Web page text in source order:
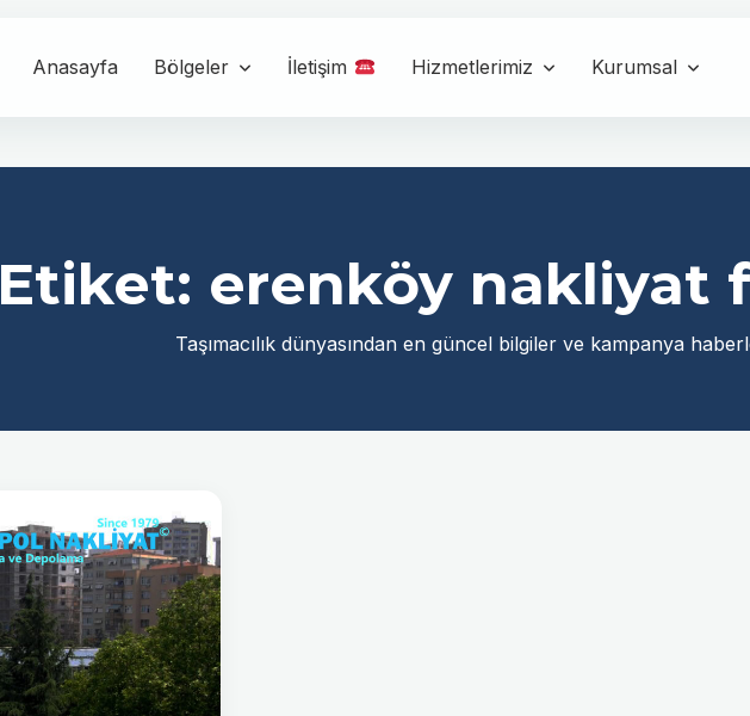
Anasayfa Bölgeler İletişim Hizmetlerimiz Kurumsal
Etiket: erenköy nakliyat
Taşımacılık dünyasından en güncel bilgiler ve kampanya